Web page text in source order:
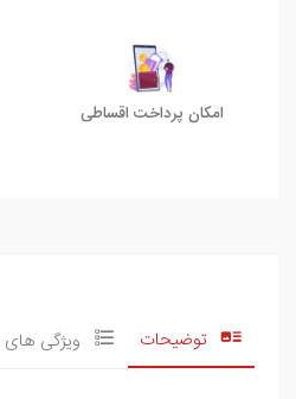
امکان پرداخت اقساطی
توضیحات ویژگی